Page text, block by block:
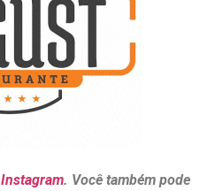
Instagram. Você também pode